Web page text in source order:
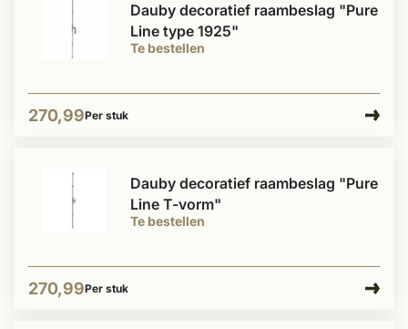
Te bestellen
Dauby decoratief raambeslag "Pure
Line type 1925"
270,99Per stuk
Te bestellen
Dauby decoratief raambeslag "Pure
Line T-vorm"
270,99Per stuk